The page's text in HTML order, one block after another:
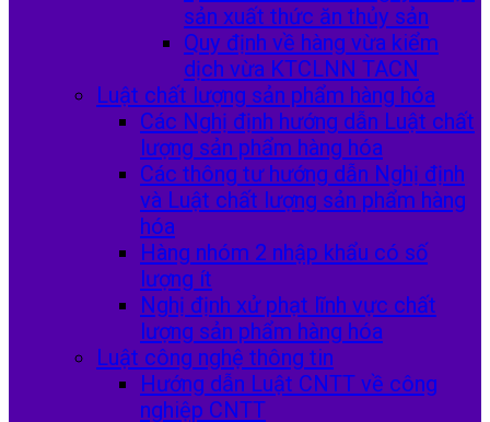
sản xuất thức ăn thủy sản
Quy định về hàng vừa kiểm
dịch vừa KTCLNN TACN
Luật chất lượng sản phẩm hàng hóa
Các Nghị định hướng dẫn Luật chất
lượng sản phẩm hàng hóa
Các thông tư hướng dẫn Nghị định
và Luật chất lượng sản phẩm hàng
hóa
Hàng nhóm 2 nhập khẩu có số
lượng ít
Nghị định xử phạt lĩnh vực chất
lượng sản phẩm hàng hóa
Luật công nghệ thông tin
Hướng dẫn Luật CNTT về công
nghiệp CNTT